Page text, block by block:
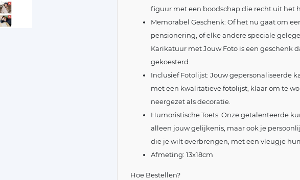
figuur met een boodschap die recht uit het
Memorabel Geschenk: Of het nu gaat om
pensionering, of elke andere speciale
Karikatuur met Jouw Foto is een geschenk
gekoesterd.
Inclusief Fotolijst: Jouw gepersonaliseerde
met een kwalitatieve fotolijst, klaar om te
neergezet als decoratie.
Humoristische Toets: Onze getalenteerde
alleen jouw gelijkenis, maar ook je
die je wilt overbrengen, met een vleugje
Afmeting: 13x18cm
Hoe Bestellen?